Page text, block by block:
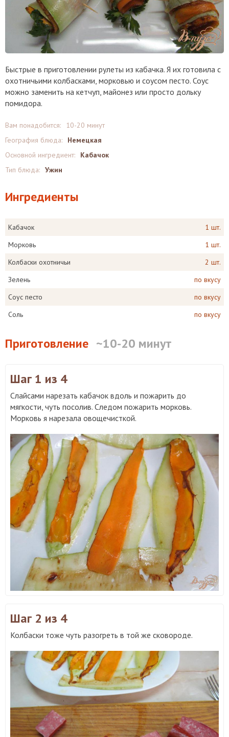
Быстрые в приготовлении рулеты из кабачка. Я их готовила с
охотничьими колбасками, морковью и соусом песто. Соус
можно заменить на кетчуп, майонез или просто дольку
помидора.
Вам понадобится:
10-20 минут
География блюда:
Немецкая
Основной ингредиент:
Кабачок
Тип блюда: Ужин
Ингредиенты
Кабачок
1 шт.
Морковь
1 шт.
Колбаски охотничьи
2 шт.
Зелень
по вкусу
Соус песто
по вкусу
Соль
по вкусу
Приготовление ~10-20 минут
Шаг 1 из 4
Слайсами нарезать кабачок вдоль и пожарить до
мягкости, чуть посолив. Следом пожарить морковь.
Морковь я нарезала овощечисткой.
Шаг 2 из 4
Колбаски тоже чуть разогреть в той же сковороде.